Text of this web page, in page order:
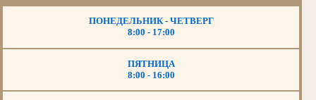
ПОНЕДЕЛЬНИК - ЧЕТВЕРГ
8:00 - 17:00
ПЯТНИЦА
8:00 - 16:00